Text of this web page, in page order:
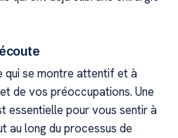
qui se montre attentif et à
de vos préoccupations. Une
essentielle pour vous sentir à
au long du processus de